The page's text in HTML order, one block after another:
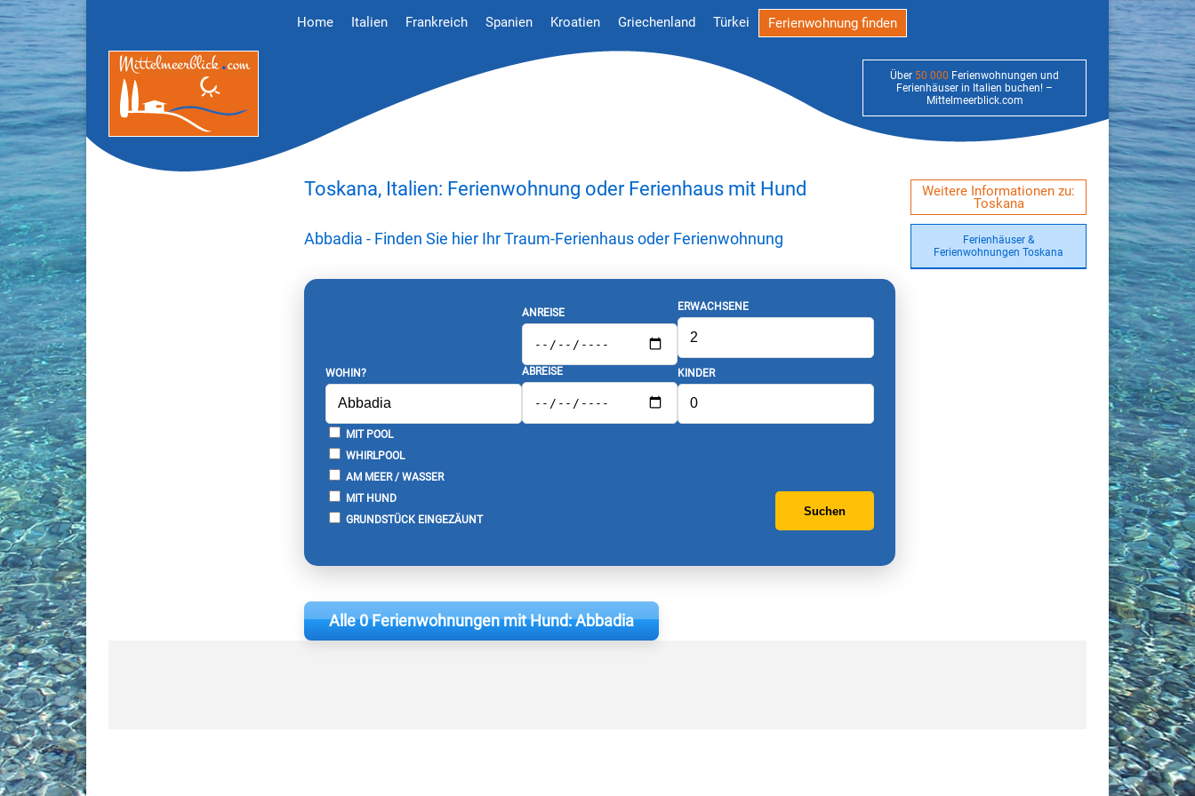
Home Italien Frankreich Spanien Kroatien Griechenland Türkei Ferienwohnung finden
Über 50 000 Ferienwohnungen und
Ferienhäuser in Italien buchen! –
Mittelmeerblick.com
Weitere Informationen zu:
Toskana
Ferienhäuser &
Ferienwohnungen Toskana
Toskana, Italien: Ferienwohnung oder Ferienhaus mit Hund
Abbadia - Finden Sie hier Ihr Traum-Ferienhaus oder Ferienwohnung
WOHIN?
ANREISE
ABREISE
ERWACHSENE
KINDER
MIT POOL
WHIRLPOOL
AM MEER / WASSER
MIT HUND
GRUNDSTÜCK EINGEZÄUNT
Suchen
Alle 0 Ferienwohnungen mit Hund: Abbadia